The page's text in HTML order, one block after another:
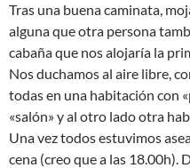
Tras una buena caminata,
alguna que otra persona
cabaña que nos alojaría la
Nos duchamos al aire libre,
todas en una habitación con
«salón» y al otro lado otra
Una vez todos estuvimos
cena (creo que a las 18.00h).